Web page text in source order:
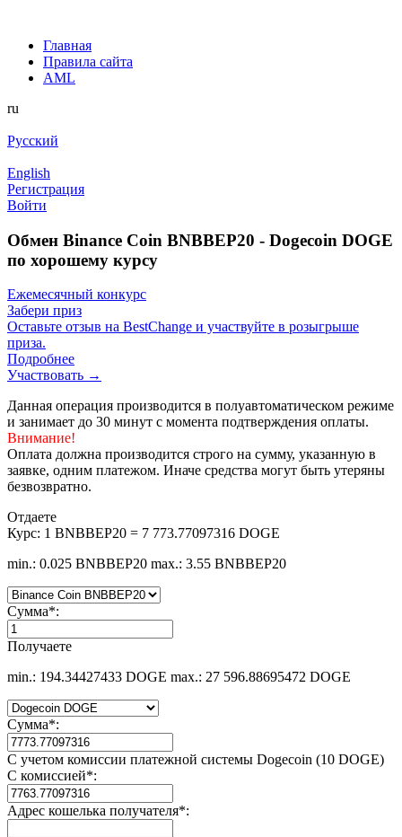
Главная
Правила сайта
AML
ru
Русский
English
Регистрация
Войти
Обмен Binance Coin BNBBEP20 - Dogecoin DOGE
по хорошему курсу
Ежемесячный конкурс
Забери приз
Оставьте отзыв на BestChange и участвуйте в розыгрыше
приза.
Подробнее
Участвовать →
Данная операция производится в полуавтоматическом режиме
и занимает до 30 минут с момента подтверждения оплаты.
Внимание!
Оплата должна производится строго на сумму, указанную в
заявке, одним платежом. Иначе средства могут быть утеряны
безвозвратно.
Отдаете
Курс: 1 BNBBEP20 = 7 773.77097316 DOGE
min.: 0.025 BNBBEP20 max.: 3.55 BNBBEP20
Сумма*:
Получаете
min.: 194.34427433 DOGE max.: 27 596.88695472 DOGE
Сумма*:
С учетом комиссии платежной системы Dogecoin (10 DOGE)
С комиссией*:
Адрес кошелька получателя*: